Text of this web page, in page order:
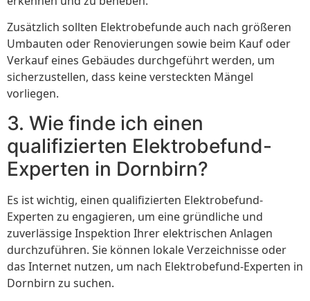
Zusätzlich sollten Elektrobefunde auch nach größeren
Umbauten oder Renovierungen sowie beim Kauf oder
Verkauf eines Gebäudes durchgeführt werden, um
sicherzustellen, dass keine versteckten Mängel
vorliegen.
3. Wie finde ich einen
qualifizierten Elektrobefund-
Experten in Dornbirn?
Es ist wichtig, einen qualifizierten Elektrobefund-
Experten zu engagieren, um eine gründliche und
zuverlässige Inspektion Ihrer elektrischen Anlagen
durchzuführen. Sie können lokale Verzeichnisse oder
das Internet nutzen, um nach Elektrobefund-Experten in
Dornbirn zu suchen.